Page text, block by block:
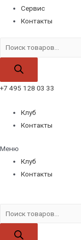
Сервис
Контакты
товаров
+7 495 128 03 33
Клуб
Контакты
Меню
Клуб
Контакты
товаров